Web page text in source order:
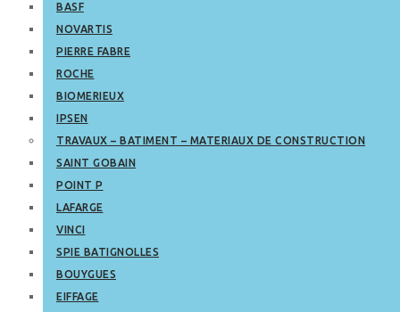
BASF
NOVARTIS
PIERRE FABRE
ROCHE
BIOMERIEUX
IPSEN
TRAVAUX – BATIMENT – MATERIAUX DE CONSTRUCTION
SAINT GOBAIN
POINT P
LAFARGE
VINCI
SPIE BATIGNOLLES
BOUYGUES
EIFFAGE